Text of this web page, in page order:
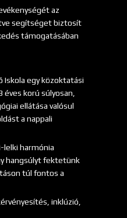
az
segítséget biztosít
támogatásában
Iskola egy közoktatási
korú súlyosan,
ellátása valósul
a nappali
lelki harmónia
hangsúlyt fektetünk
túl fontos a
inklúzió,